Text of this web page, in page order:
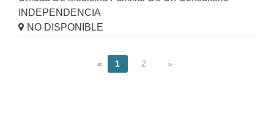
INDEPENDENCIA
NO DISPONIBLE
« 1 2 »